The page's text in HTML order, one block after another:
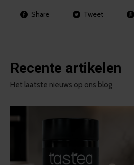
Share Tweet
Recente artikelen
Het laatste nieuws op ons blog